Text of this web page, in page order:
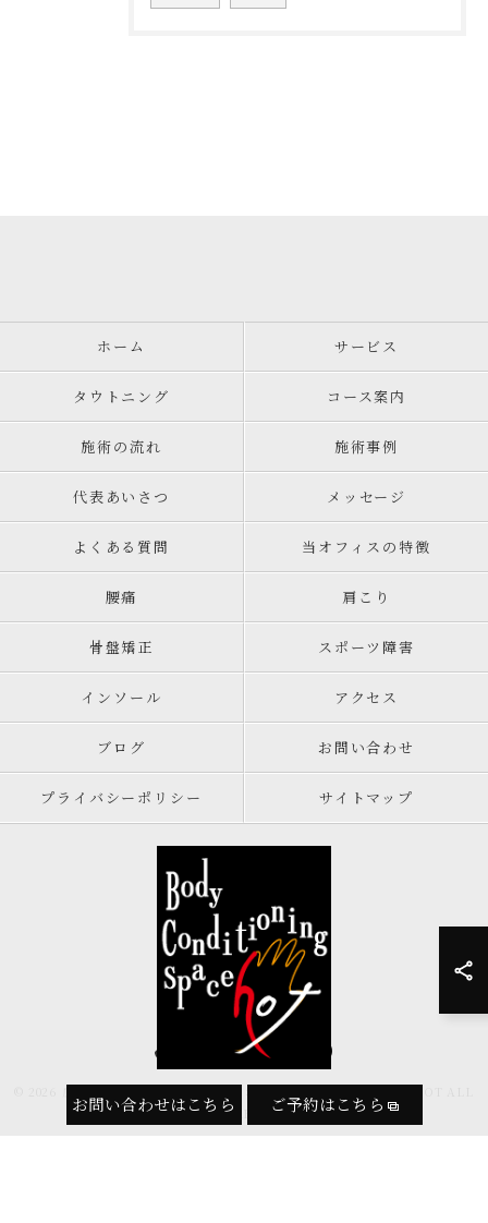
082-569-9159
お問い合わせはこちら ご予約はこちら
ホーム サービス
タウトニング コース案内
施術の流れ 施術事例
代表あいさつ メッセージ
よくある質問 当オフィスの特徴
腰痛 肩こり
骨盤矯正 スポーツ障害
インソール アクセス
ブログ お問い合わせ
プライバシーポリシー サイトマップ
RIGHTS RESERVED.